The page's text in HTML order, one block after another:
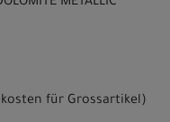
für Grossartikel)